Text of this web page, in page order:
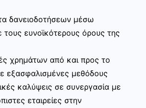
δανειοδοτήσεων μέσω
ευνοϊκότερους όρους της
χρημάτων από και προς το
εξασφαλισμένες μεθόδους
καλύψεις σε συνεργασία με
εταιρείες στην